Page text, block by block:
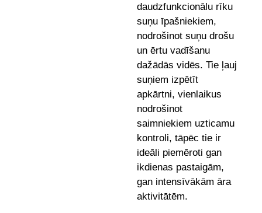
daudzfunkcionālu rīku
suņu īpašniekiem,
nodrošinot suņu drošu
un ērtu vadīšanu
dažādās vidēs. Tie ļauj
suņiem izpētīt
apkārtni, vienlaikus
nodrošinot
saimniekiem uzticamu
kontroli, tāpēc tie ir
ideāli piemēroti gan
ikdienas pastaigām,
gan intensīvākām āra
aktivitātēm.